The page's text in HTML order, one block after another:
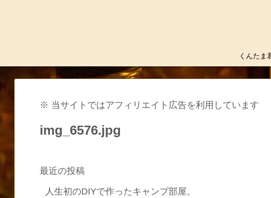
くんたま
※ 当サイトではアフィリエイト広告を利用しています
img_6576.jpg
最近の投稿
人生初のDIYで作ったキャンプ部屋。